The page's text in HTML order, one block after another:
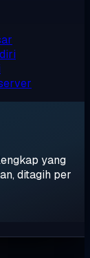
yang
ditagih per